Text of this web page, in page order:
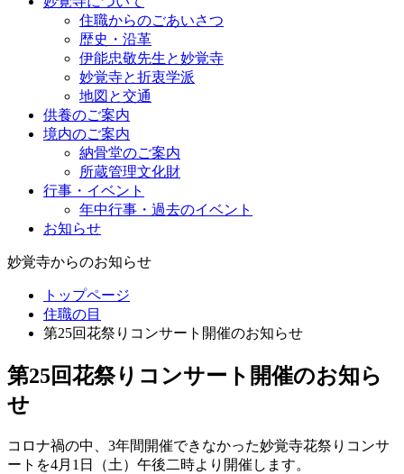
住職からのごあいさつ
歴史・沿革
伊能忠敬先生と妙覚寺
妙覚寺と折衷学派
地図と交通
供養のご案内
境内のご案内
納骨堂のご案内
所蔵管理文化財
行事・イベント
年中行事・過去のイベント
お知らせ
妙覚寺からのお知らせ
トップページ
住職の目
第25回花祭りコンサート開催のお知らせ
第25回花祭りコンサート開催のお知ら
せ
コロナ禍の中、3年間開催できなかった妙覚寺花祭りコンサ
ートを4月1日（土）午後二時より開催します。